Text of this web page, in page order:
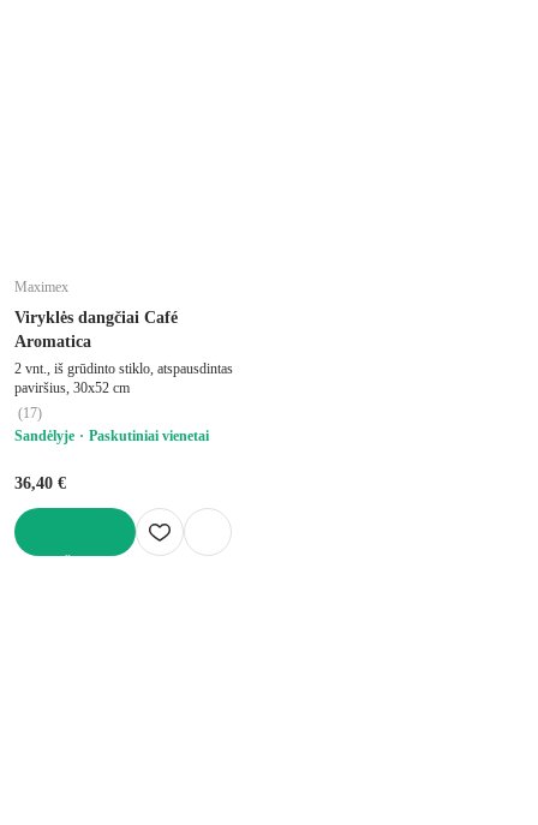
Maximex
Viryklės dangčiai Café
Aromatica
2 vnt., iš grūdinto stiklo, atspausdintas
paviršius, 30x52 cm
(17)
Sandėlyje
Paskutiniai vienetai
36,40 €